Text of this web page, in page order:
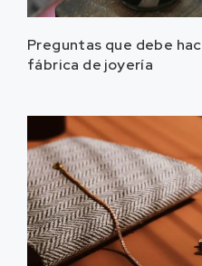
Preguntas que debe
fábrica de joyería